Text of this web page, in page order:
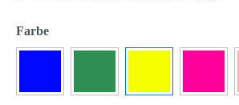
Farbeauswählen